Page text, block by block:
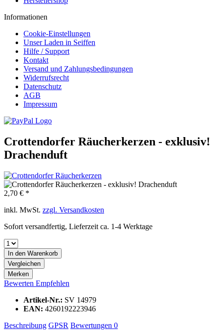
Informationen
Cookie-Einstellungen
Unser Laden in Seiffen
Hilfe / Support
Kontakt
Versand und Zahlungsbedingungen
Widerrufsrecht
Datenschutz
AGB
Impressum
Crottendorfer Räucherkerzen - exklusiv!
Drachenduft
2,70 € *
inkl. MwSt. zzgl. Versandkosten
Sofort versandfertig, Lieferzeit ca. 1-4 Werktage
In den Warenkorb
Vergleichen
Merken
Bewerten Empfehlen
Artikel-Nr.: SV 14979
EAN: 4260192223946
Beschreibung GPSR Bewertungen 0